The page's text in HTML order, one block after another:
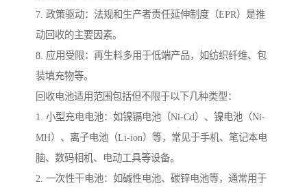
7. 政策驱动：法规和生产者责任延伸制度（EPR）是推
动回收的主要因素。
8. 应用受限：再生料多用于低端产品，如纺织纤维、包
装填充物等。
回收电池适用范围包括但不限于以下几种类型：
1. 小型充电电池：如镍镉电池（Ni-Cd）、镍电池（Ni-
MH）、离子电池（Li-ion）等，常见于手机、笔记本电
脑、数码相机、电动工具等设备。
2. 一次性干电池：如碱性电池、碳锌电池等，通常用于